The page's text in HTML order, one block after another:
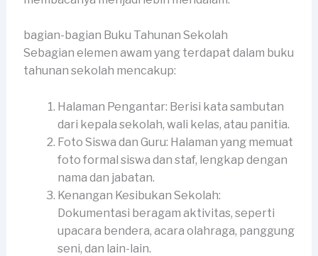
bagian-bagian Buku Tahunan Sekolah
Sebagian elemen awam yang terdapat dalam buku
tahunan sekolah mencakup:
Halaman Pengantar: Berisi kata sambutan
dari kepala sekolah, wali kelas, atau panitia.
Foto Siswa dan Guru: Halaman yang memuat
foto formal siswa dan staf, lengkap dengan
nama dan jabatan.
Kenangan Kesibukan Sekolah:
Dokumentasi beragam aktivitas, seperti
upacara bendera, acara olahraga, panggung
seni, dan lain-lain.